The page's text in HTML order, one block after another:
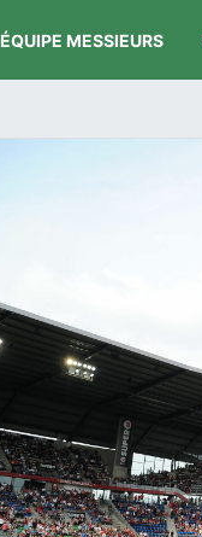
ÉQUIPE MESSIEURS